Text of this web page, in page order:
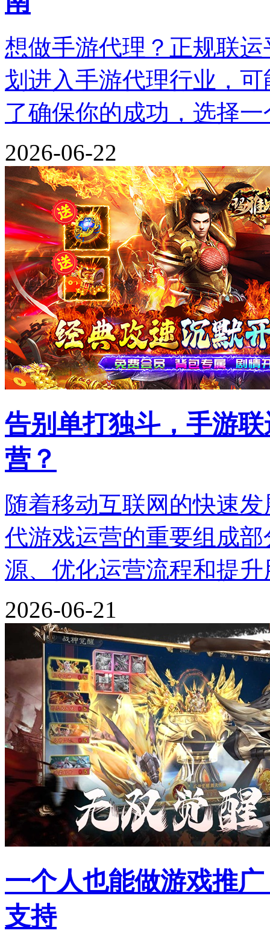
想做手游代理？正规联
划进入手游代理行业，
了确保你的成功，选择
2026-06-22
告别单打独斗，手游
营？
随着移动互联网的快速
代游戏运营的重要组成
源、优化运营流程和提
2026-06-21
一个人也能做游戏推
支持